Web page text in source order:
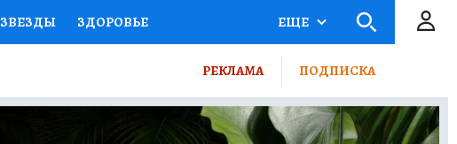
ЗВЕЗДЫ ЗДОРОВЬЕ
СЕКРЕТЫ ПУТЕВОДИТЕЛЬ
ЕЩЕ
РЕКЛАМА ПОДПИСКА